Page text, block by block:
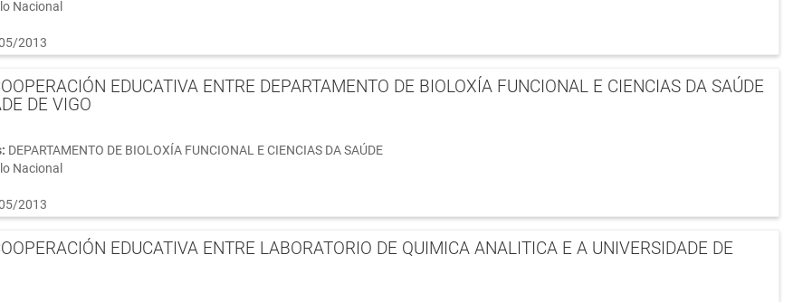
Nacional
2013
EDUCATIVA ENTRE DEPARTAMENTO DE BIOLOXÍA FUNCIONAL E CIENCIAS DA SAÚDE
DE VIGO
DEPARTAMENTO DE BIOLOXÍA FUNCIONAL E CIENCIAS DA SAÚDE
Nacional
2013
EDUCATIVA ENTRE LABORATORIO DE QUIMICA ANALITICA E A UNIVERSIDADE DE